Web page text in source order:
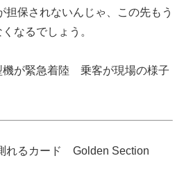
担保されないんじゃ、この先もう
なるでしょう。
機が緊急着陸 乗客が現場の様子
れるカード Golden Section